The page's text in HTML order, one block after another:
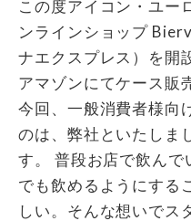
この度アイコン・ユー
ンラインショップ
ナエクスプレス）を開
アマゾンにてケース販
今回、一般消費者様向
のは、弊社といたしま
す。 普段お店で飲ん
でも飲めるようにする
しい。そんな想いでス